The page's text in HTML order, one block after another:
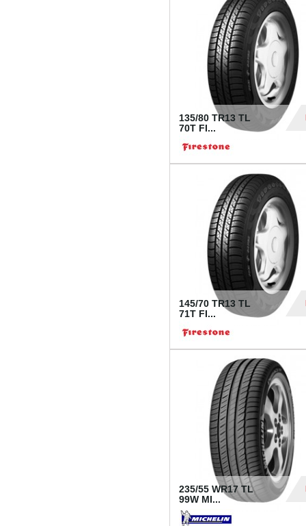
135/80 TR13 TL
70T FI...
145/70 TR13 TL
71T FI...
235/55 WR17 TL
99W MI...